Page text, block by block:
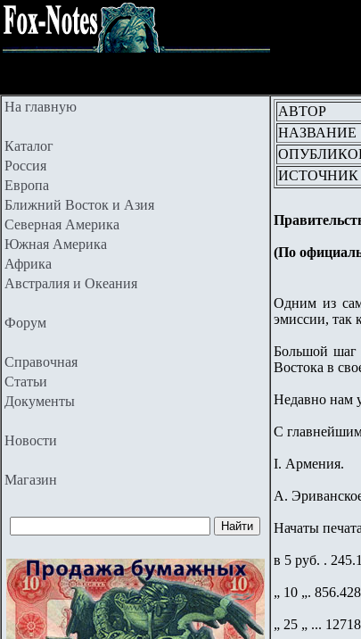
На главную
Каталог
Россия
Европа
Ближний Восток и Азия
Северная Америка
Южная Америка
Африка
Австралия и Океания
Форум
Справочная
Статьи
Документы
Новости
Магазин
АВТОР
НАЗВАНИЕ
ИСТОЧНИК
(По
Одним из
эмиссии, так
Большой шаг
Востока в
Недавно нам
С
I. Армения.
А.
Начаты
в 5 руб. .
„ 10 „.
„ 25 „ ...